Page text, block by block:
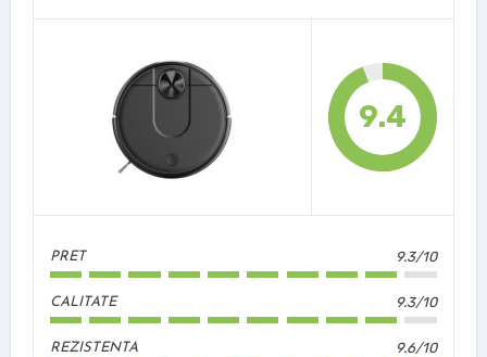
9.4
PRET 9.3/10
CALITATE 9.3/10
REZISTENTA 9.6/10